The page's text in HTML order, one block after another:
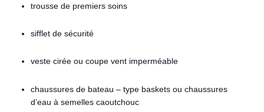
trousse de premiers soins
sifflet de sécurité
veste cirée ou coupe vent imperméable
chaussures de bateau – type baskets ou chaussures
d’eau à semelles caoutchouc